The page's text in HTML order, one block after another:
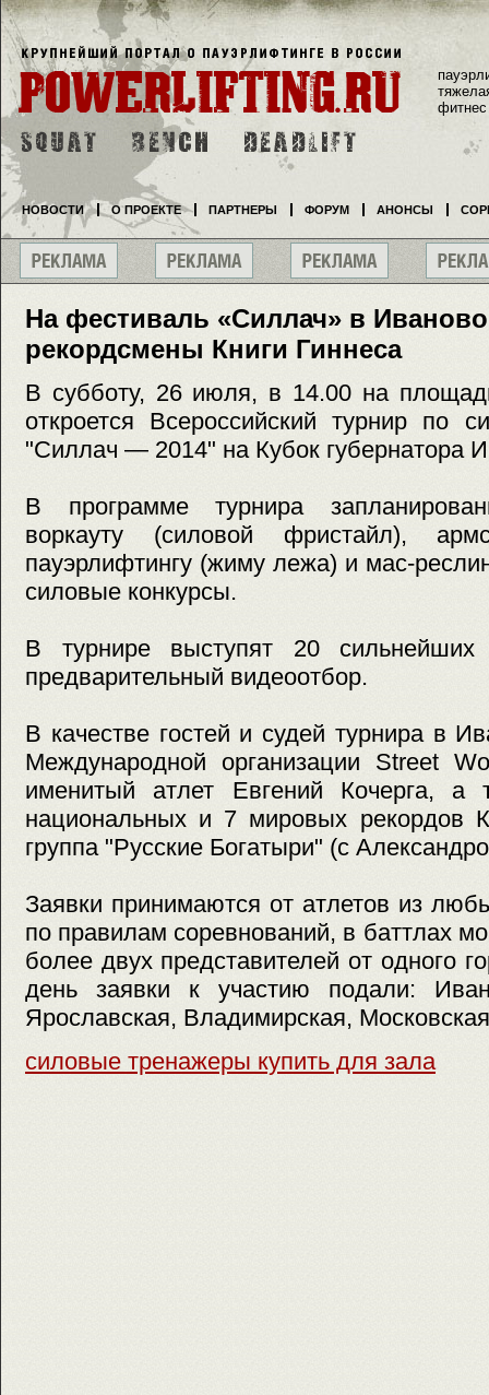
На фестиваль «Силлач» в
рекордсмены Книги Гиннеса
В субботу, 26 июля, в 14.00 на
откроется Всероссийский турнир по
"Силлач — 2014" на Кубок губернатора
В программе турнира
воркауту (силовой фристайл),
пауэрлифтингу (жиму лежа) и мас-
силовые конкурсы.
В турнире выступят 20 сильнейших
предварительный видеоотбор.
В качестве гостей и судей турнира в
Международной организации Street
именитый атлет Евгений Кочерга, а
национальных и 7 мировых рекордов
группа "Русские Богатыри" (с
Заявки принимаются от атлетов из
по правилам соревнований, в баттлах
более двух представителей от одного
день заявки к участию подали:
Ярославская, Владимирская,
силовые тренажеры купить для зала
фитнес
НОВОСТИ О ПРОЕКТЕ ПАРТНЕРЫ ФОРУМ АНОНСЫ